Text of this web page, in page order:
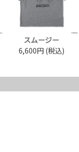
スムージー
6,600円 (税込)